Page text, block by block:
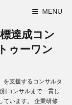
MENU
達成コン
ゥーワン
を支援するコンサルタ
コンサルまで一貫し
ています。 企業研修